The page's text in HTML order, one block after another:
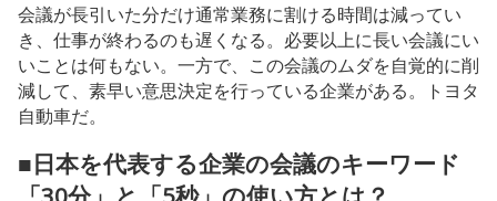
会議が長引いた分だけ通常業務に割ける時間は減ってい
き、仕事が終わるのも遅くなる。必要以上に長い会議にい
いことは何もない。一方で、この会議のムダを自覚的に削
減して、素早い意思決定を行っている企業がある。トヨタ
自動車だ。
■日本を代表する企業の会議のキーワード